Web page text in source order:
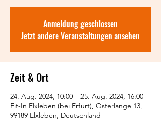
Anmeldung geschlossen
Jetzt andere Veranstaltungen ansehen
Zeit & Ort
24. Aug. 2024, 10:00 – 25. Aug. 2024, 16:00
Fit-In Elxleben (bei Erfurt), Osterlange 13,
99189 Elxleben, Deutschland